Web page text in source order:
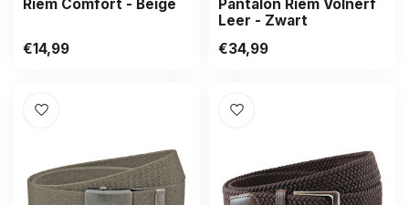
Riem Comfort - Beige
€14,99
Pantalon Riem Volnerf
Leer - Zwart
€34,99